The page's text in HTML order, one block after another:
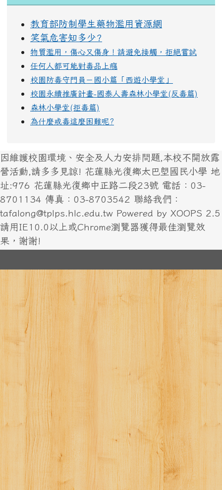
教育部防制學生藥物濫用資源網
笑氣危害知多少?
物質濫用，傷心又傷身！請避免接觸，拒絕嘗試
任何人都可能對毒品上癮
校園防毒守門員－國小篇「西遊小學堂」
校園永續推廣計畫-國泰人壽森林小學堂(反毒篇)
森林小學堂(拒毒篇)
為什麼戒毒這麼困難呢?
因維護校園環境、安全及人力安排問題,本校不開放露
營活動,請多多見諒! 花蓮縣光復鄉太巴塱國民小學 地
址:976 花蓮縣光復鄉中正路二段23號 電話：03-
8701134 傳真：03-8703542 聯絡我們：
tafalong@tplps.hlc.edu.tw Powered by XOOPS 2.5
請用IE10.0以上或Chrome瀏覽器獲得最佳瀏覽效
果，謝謝!